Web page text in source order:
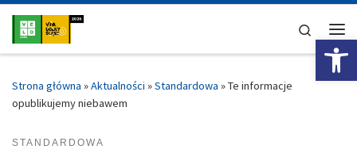
Przejdź do treści
Search
Strona główna »Aktualności »Standardowa »Te informacje
opublikujemy niebawem
STANDARDOWA